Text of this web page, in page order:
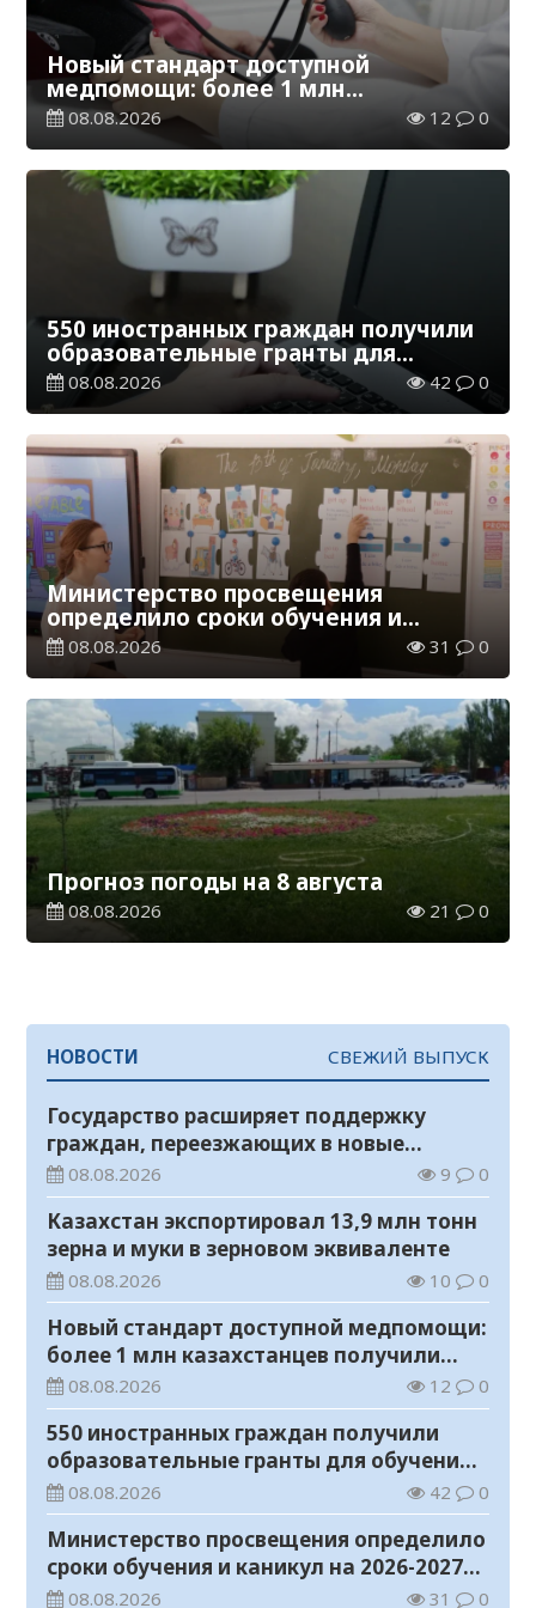
Новый стандарт доступной
медпомощи: более 1 млн
казахстанцев получили
телемедицинские услуги
08.08.2026 12 0
550 иностранных граждан получили
образовательные гранты для
обучения в Казахстане
08.08.2026 42 0
Министерство просвещения
определило сроки обучения и
каникул на 2026-2027 учебный год
08.08.2026 31 0
Прогноз погоды на 8 августа
08.08.2026 21 0
НОВОСТИ СВЕЖИЙ ВЫПУСК
Государство расширяет поддержку
граждан, переезжающих в новые
регионы для работы
08.08.2026 9 0
Казахстан экспортировал 13,9 млн тонн
зерна и муки в зерновом эквиваленте
08.08.2026 10 0
Новый стандарт доступной медпомощи:
более 1 млн казахстанцев получили
телемедицинские услуги
08.08.2026 12 0
550 иностранных граждан получили
образовательные гранты для обучения в
Казахстане
08.08.2026 42 0
Министерство просвещения определило
сроки обучения и каникул на 2026-2027
учебный год
08.08.2026 31 0